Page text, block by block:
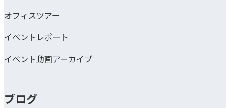
オフィスツアー
イベントレポート
イベント動画アーカイブ
ブログ